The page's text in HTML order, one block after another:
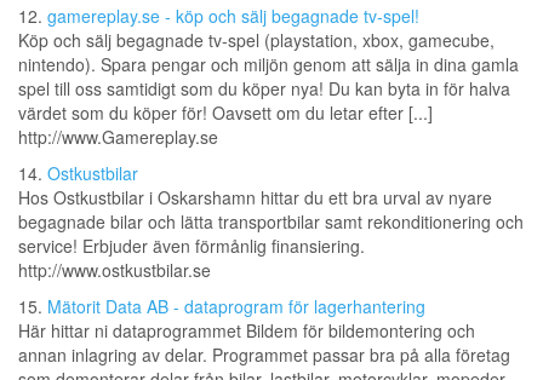
12. gamereplay.se - köp och sälj begagnade tv-spel!
Köp och sälj begagnade tv-spel (playstation, xbox, gamecube,
nintendo). Spara pengar och miljön genom att sälja in dina gamla
spel till oss samtidigt som du köper nya! Du kan byta in för halva
värdet som du köper för! Oavsett om du letar efter [...]
http://www.Gamereplay.se
14. Ostkustbilar
Hos Ostkustbilar i Oskarshamn hittar du ett bra urval av nyare
begagnade bilar och lätta transportbilar samt rekonditionering och
service! Erbjuder även förmånlig finansiering.
http://www.ostkustbilar.se
15. Mätorit Data AB - dataprogram för lagerhantering
Här hittar ni dataprogrammet Bildem för bildemontering och
annan inlagring av delar. Programmet passar bra på alla företag